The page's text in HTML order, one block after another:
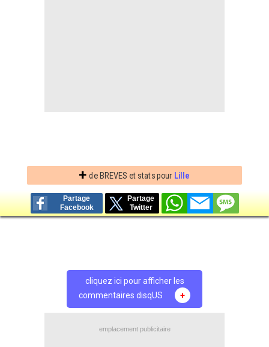
+ de BREVES et stats pour Lille
Partage
Facebook
Partage
Twitter
cliquez ici pour afficher les
commentaires disqUS
+
emplacement publicitaire